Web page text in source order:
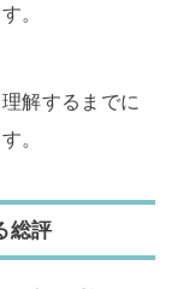
。
解するまでに
。
総評